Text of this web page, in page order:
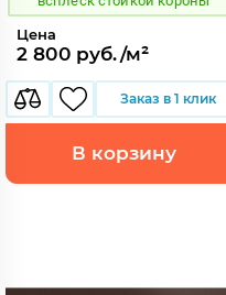
Цена
2 800 руб./м²
Заказ в 1 клик
В корзину